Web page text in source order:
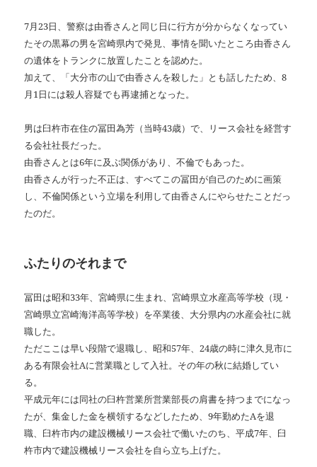
7月23日、警察は由香さんと同じ日に行方が分からなくなってい
たその黒幕の男を宮崎県内で発見、事情を聞いたところ由香さん
の遺体をトランクに放置したことを認めた。
加えて、「大分市の山で由香さんを殺した」とも話したため、8
月1日には殺人容疑でも再逮捕となった。
男は臼杵市在住の冨田為芳（当時43歳）で、リース会社を経営す
る会社社長だった。
由香さんとは6年に及ぶ関係があり、不倫でもあった。
由香さんが行った不正は、すべてこの冨田が自己のために画策
し、不倫関係という立場を利用して由香さんにやらせたことだっ
たのだ。
ふたりのそれまで
冨田は昭和33年、宮崎県に生まれ、宮崎県立水産高等学校（現・
宮崎県立宮崎海洋高等学校）を卒業後、大分県内の水産会社に就
職した。
ただここは早い段階で退職し、昭和57年、24歳の時に津久見市に
ある有限会社Aに営業職として入社。その年の秋に結婚してい
る。
平成元年には同社の臼杵営業所営業部長の肩書を持つまでになっ
たが、集金した金を横領するなどしたため、9年勤めたAを退
職、臼杵市内の建設機械リース会社で働いたのち、平成7年、臼
杵市内で建設機械リース会社を自ら立ち上げた。